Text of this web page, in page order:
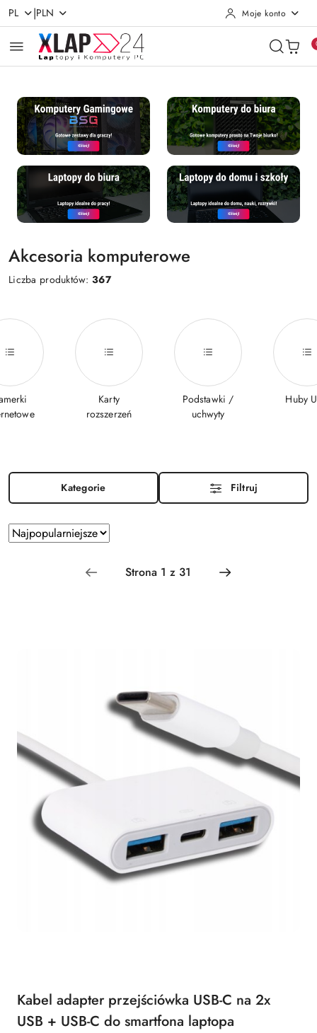
Przejdź do treści głównej
Przejdź do wyszukiwarki
Przejdź do moje konto
Przejdź do menu głównego
Przejdź do stopki
PL |PLN Moje konto
Akcesoria komputerowe
Liczba produktów:367
Karty
rozszerzeń
Podstawki /
uchwyty
Huby
Kategorie Filtruj
Zastosowano
sortowanie:
Najpopularniejsze.
Sortuj
według
Kabel adapter przejściówka USB-C na 2x
USB + USB-C do smartfona laptopa